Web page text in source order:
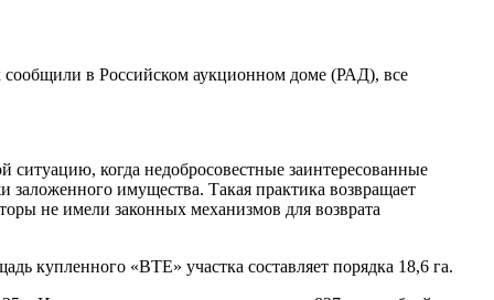
в Российском аукционном доме (РАД), все
когда недобросовестные заинтересованные
имущества. Такая практика возвращает
не имели законных механизмов для возврата
купленного «ВТЕ» участка составляет порядка 18,6 га.